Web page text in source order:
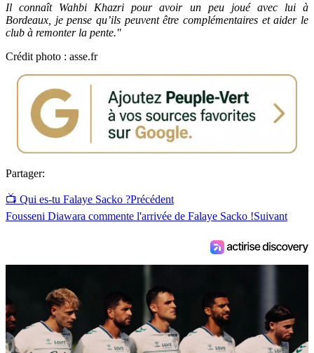
Il connaît Wahbi Khazri pour avoir un peu joué avec lui à
Bordeaux, je pense qu’ils peuvent être complémentaires et aider le
club à remonter la pente."
Crédit photo : asse.fr
Partager:
📺 Qui es-tu Falaye Sacko ?Précédent
Fousseni Diawara commente l'arrivée de Falaye Sacko !Suivant